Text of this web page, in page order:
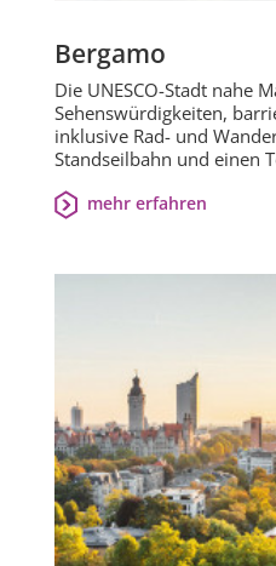
Bergamo
Die UNESCO-Stadt nahe
Sehenswürdigkeiten,
inklusive Rad- und
Standseilbahn und einen
mehr erfahren